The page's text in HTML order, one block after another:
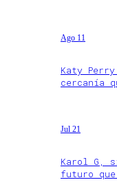
Ago 11
Katy
cercanía
Jul 21
Karol G,
futuro